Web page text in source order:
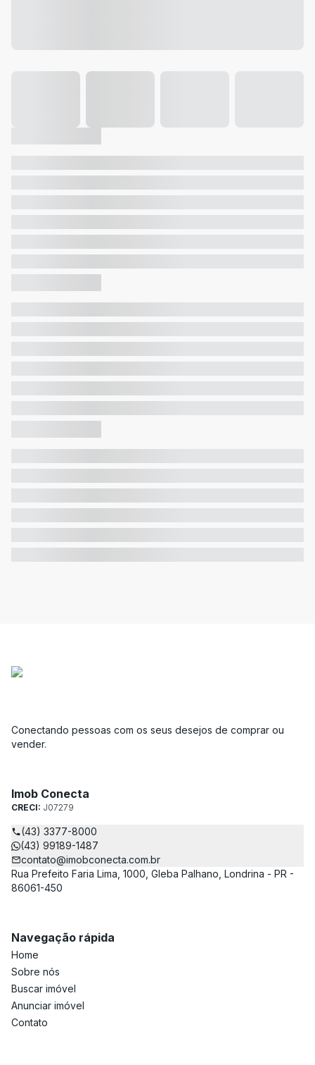
Conectando pessoas com os seus desejos de comprar ou
vender.
Imob Conecta
CRECI: J07279
(43) 3377-8000
(43) 99189-1487
contato@imobconecta.com.br
Rua Prefeito Faria Lima, 1000, Gleba Palhano, Londrina - PR -
86061-450
Navegação rápida
Home
Sobre nós
Buscar imóvel
Anunciar imóvel
Contato